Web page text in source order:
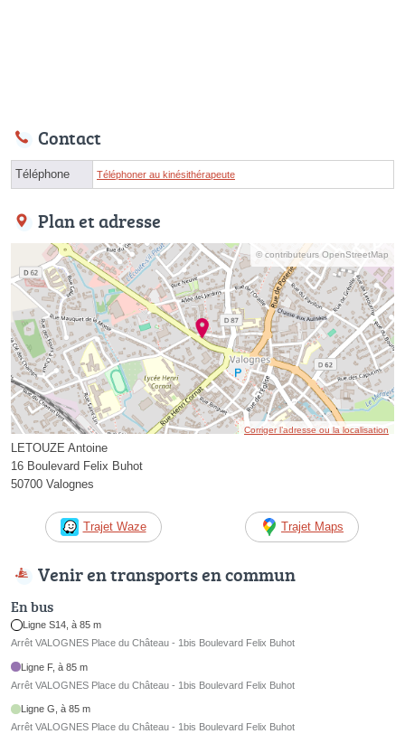
Contact
Téléphone Téléphoner au kinésithérapeute
Plan et adresse
© contributeurs OpenStreetMap
Corriger l’adresse ou la localisation
LETOUZE Antoine
16 Boulevard Felix Buhot
50700 Valognes
Trajet Waze Trajet Maps
Venir en transports en commun
En bus
Ligne S14, à 85 m
Arrêt VALOGNES Place du Château - 1bis Boulevard Felix Buhot
Ligne F, à 85 m
Arrêt VALOGNES Place du Château - 1bis Boulevard Felix Buhot
Ligne G, à 85 m
Arrêt VALOGNES Place du Château - 1bis Boulevard Felix Buhot